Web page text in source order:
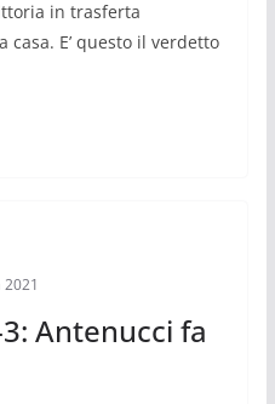
in trasferta
casa. E’ questo il verdetto
2021
Antenucci fa